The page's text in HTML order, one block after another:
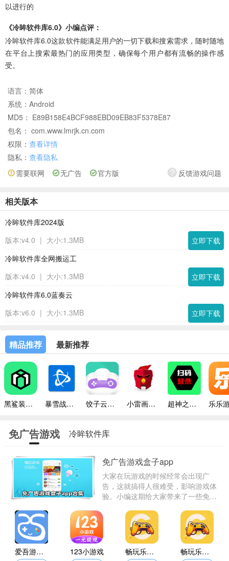
以进行的
《冷眸软件库6.0》小编点评：
冷眸软件库6.0这款软件能满足用户的一切下载和搜索需求，随时随地
在平台上搜索最热门的应用类型，确保每个用户都有流畅的操作感
受。
语言： 简体
系统： Android
MD5： E89B158E4BCF988EBD09EB83F5378E87
包名： com.www.lmrjk.cn.com
权限： 查看详情
隐私： 查看隐私
反馈游戏问题
需要联网 无广告 官方版
相关版本
冷眸软件库2024版
版本:v4.0 | 大小:1.3MB
立即下载
冷眸软件库全网搬运工
版本:v4.0 | 大小:1.3MB
立即下载
冷眸软件库6.0蓝奏云
版本:v6.0 | 大小:1.3MB 立即下载
精品推荐 最新推荐
黑鲨装备箱最新版本 暴雪战网手机版 饺子云游戏平台 小雷画质修改器助手 超神之家扫码
免广告游戏
冷眸软件库
免广告游戏盒子app
大家在玩游戏的时候经常会出现广
告，这就搞得人很难受，影响游戏体
验。小编这期给大家带来了一些免广
玩自己想玩的游戏，很多都是大家熟
知的，这样就可以不再受到广告的干
扰，舒舒服服地玩游戏了。
爱吾游戏宝盒无实名认证版
123小游戏
畅玩乐园游戏中心
畅玩乐园游戏平台